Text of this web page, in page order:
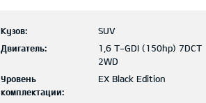
Кузов:
SUV
Двигатель:
1,6 T-GDI (150hp) 7DCT
2WD
Уровень
комплектации:
EX Black Edition